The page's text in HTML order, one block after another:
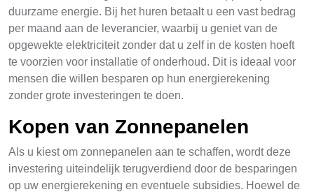
duurzame energie. Bij het huren betaalt u een vast bedrag
per maand aan de leverancier, waarbij u geniet van de
opgewekte elektriciteit zonder dat u zelf in de kosten hoeft
te voorzien voor installatie of onderhoud. Dit is ideaal voor
mensen die willen besparen op hun energierekening
zonder grote investeringen te doen.
Kopen van Zonnepanelen
Als u kiest om zonnepanelen aan te schaffen, wordt deze
investering uiteindelijk terugverdiend door de besparingen
op uw energierekening en eventuele subsidies. Hoewel de